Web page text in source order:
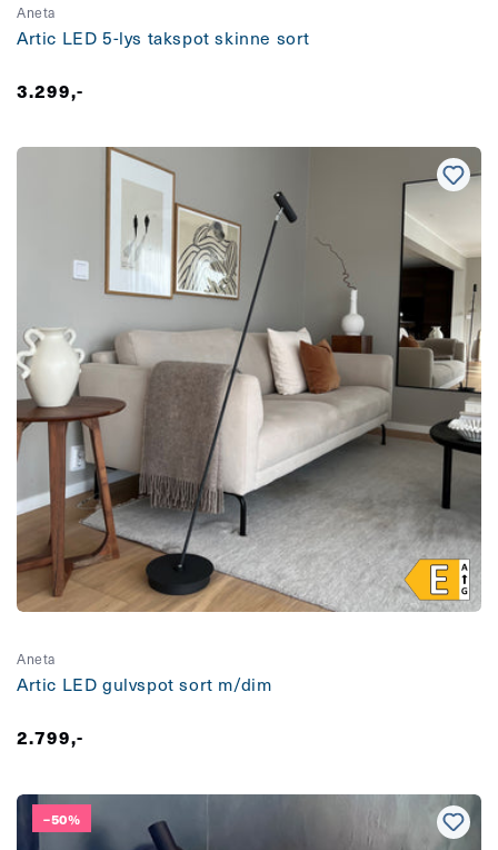
Aneta
Artic LED 5-lys takspot skinne sort
Vanlig
3.299,-
Aneta
Artic LED gulvspot sort m/dim
Vanlig
2.799,-
–50%